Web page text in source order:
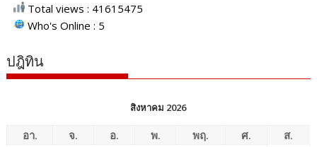
Total views : 41615475
Who's Online : 5
ปฎิทิน
สิงหาคม 2026
อา. จ. อ. พ. พฤ. ศ.
ส.